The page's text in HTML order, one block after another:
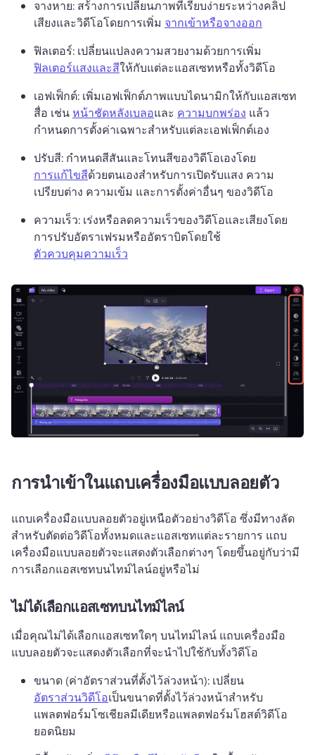
จางหาย: สร้างการเปลี่ยนภาพที่เรียบง่ายระหว่างคลิป
เสียงและวิดีโอโดยการเพิ่ม จากเข้าหรือจางออก
ฟิลเตอร์: เปลี่ยนแปลงความสวยงามด้วยการเพิ่ม
ฟิลเตอร์แสงและสีให้กับแต่ละแอสเซทหรือทั้งวิดีโอ
เอฟเฟ็กต์: เพิ่มเอฟเฟ็กต์ภาพแบบไดนามิกให้กับแอสเซท
สื่อ เช่น หน้าชัดหลังเบลอและ ความบกพร่อง แล้ว
กำหนดการตั้งค่าเฉพาะสำหรับแต่ละเอฟเฟ็กต์เอง
ปรับสี: กำหนดสีสันและโทนสีของวิดีโอเองโดย
การแก้ไขสีด้วยตนเองสำหรับการเปิดรับแสง ความ
เปรียบต่าง ความเข้ม และการตั้งค่าอื่นๆ ของวิดีโอ
ความเร็ว: เร่งหรือลดความเร็วของวิดีโอและเสียงโดย
การปรับอัตราเฟรมหรืออัตราบิตโดยใช้
ตัวควบคุมความเร็ว
การนำเข้าในแถบเครื่องมือแบบลอยตัว
แถบเครื่องมือแบบลอยตัวอยู่เหนือตัวอย่างวิดีโอ ซึ่งมีทางลัด
สำหรับตัดต่อวิดีโอทั้งหมดและแอสเซทแต่ละรายการ แถบ
เครื่องมือแบบลอยตัวจะแสดงตัวเลือกต่างๆ โดยขึ้นอยู่กับว่ามี
การเลือกแอสเซทบนไทม์ไลน์อยู่หรือไม่
ไม่ได้เลือกแอสเซทบนไทม์ไลน์
เมื่อคุณไม่ได้เลือกแอสเซทใดๆ บนไทม์ไลน์ แถบเครื่องมือ
แบบลอยตัวจะแสดงตัวเลือกที่จะนำไปใช้กับทั้งวิดีโอ
ขนาด (ค่าอัตราส่วนที่ตั้งไว้ล่วงหน้า): เปลี่ยน
อัตราส่วนวิดีโอเป็นขนาดที่ตั้งไว้ล่วงหน้าสำหรับ
แพลตฟอร์มโซเชียลมีเดียหรือแพลตฟอร์มโฮสต์วิดีโอ
ยอดนิยม